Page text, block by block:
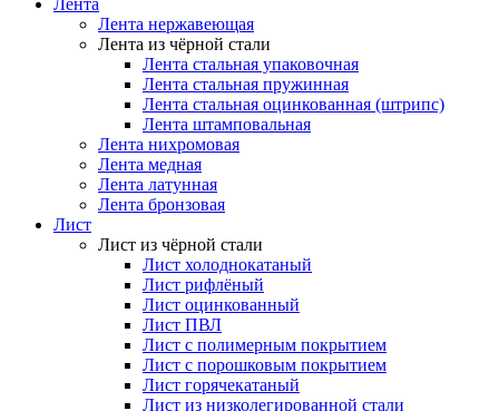
Лента
Лента нержавеющая
Лента из чёрной стали
Лента стальная упаковочная
Лента стальная пружинная
Лента стальная оцинкованная (штрипс)
Лента штамповальная
Лента нихромовая
Лента медная
Лента латунная
Лента бронзовая
Лист
Лист из чёрной стали
Лист холоднокатаный
Лист рифлёный
Лист оцинкованный
Лист ПВЛ
Лист с полимерным покрытием
Лист с порошковым покрытием
Лист горячекатаный
Лист из низколегированной стали